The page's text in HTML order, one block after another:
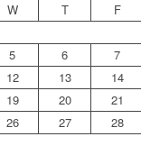
W T F
5 6 7
12 13 14
19 20 21
26 27 28